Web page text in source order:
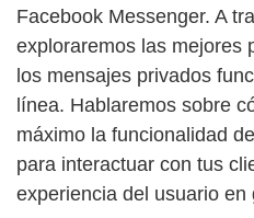
Facebook Messenger. A
exploraremos las mejores
los mensajes privados
línea. Hablaremos sobre
máximo la funcionalidad
para interactuar con tus
experiencia del usuario en